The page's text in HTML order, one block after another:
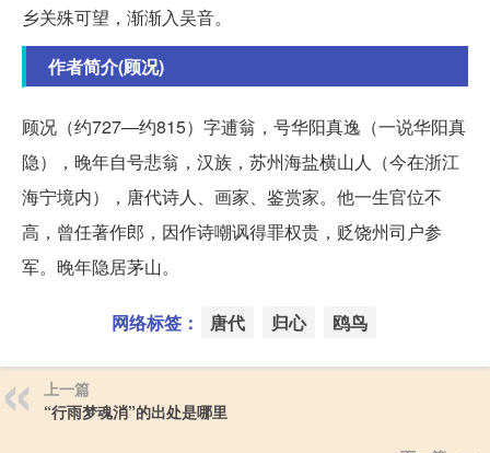
乡关殊可望，渐渐入吴音。
作者简介(顾况)
顾况（约727—约815）字逋翁，号华阳真逸（一说华阳真
隐），晚年自号悲翁，汉族，苏州海盐横山人（今在浙江
海宁境内），唐代诗人、画家、鉴赏家。他一生官位不
高，曾任著作郎，因作诗嘲讽得罪权贵，贬饶州司户参
军。晚年隐居茅山。
网络标签： 唐代 归心 鸥鸟
上一篇
“行雨梦魂消”的出处是哪里